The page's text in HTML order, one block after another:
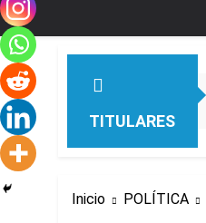
TITULARES
Inicio POLÍTICA